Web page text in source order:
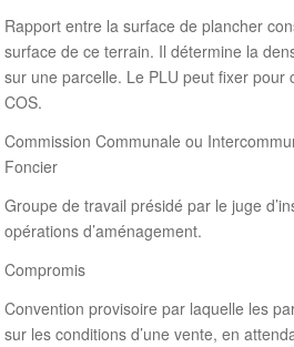
Rapport entre la surface de plancher
surface de ce terrain. Il détermine la
sur une parcelle. Le PLU peut fixer pour
COS.
Commission Communale ou
Foncier
Groupe de travail présidé par le juge
opérations d’aménagement.
Compromis
Convention provisoire par laquelle les
sur les conditions d’une vente, en